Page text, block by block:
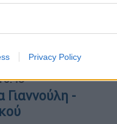
Privacy Policy
Γιαννούλη -